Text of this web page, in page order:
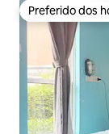
Preferido dos
Preferido dos